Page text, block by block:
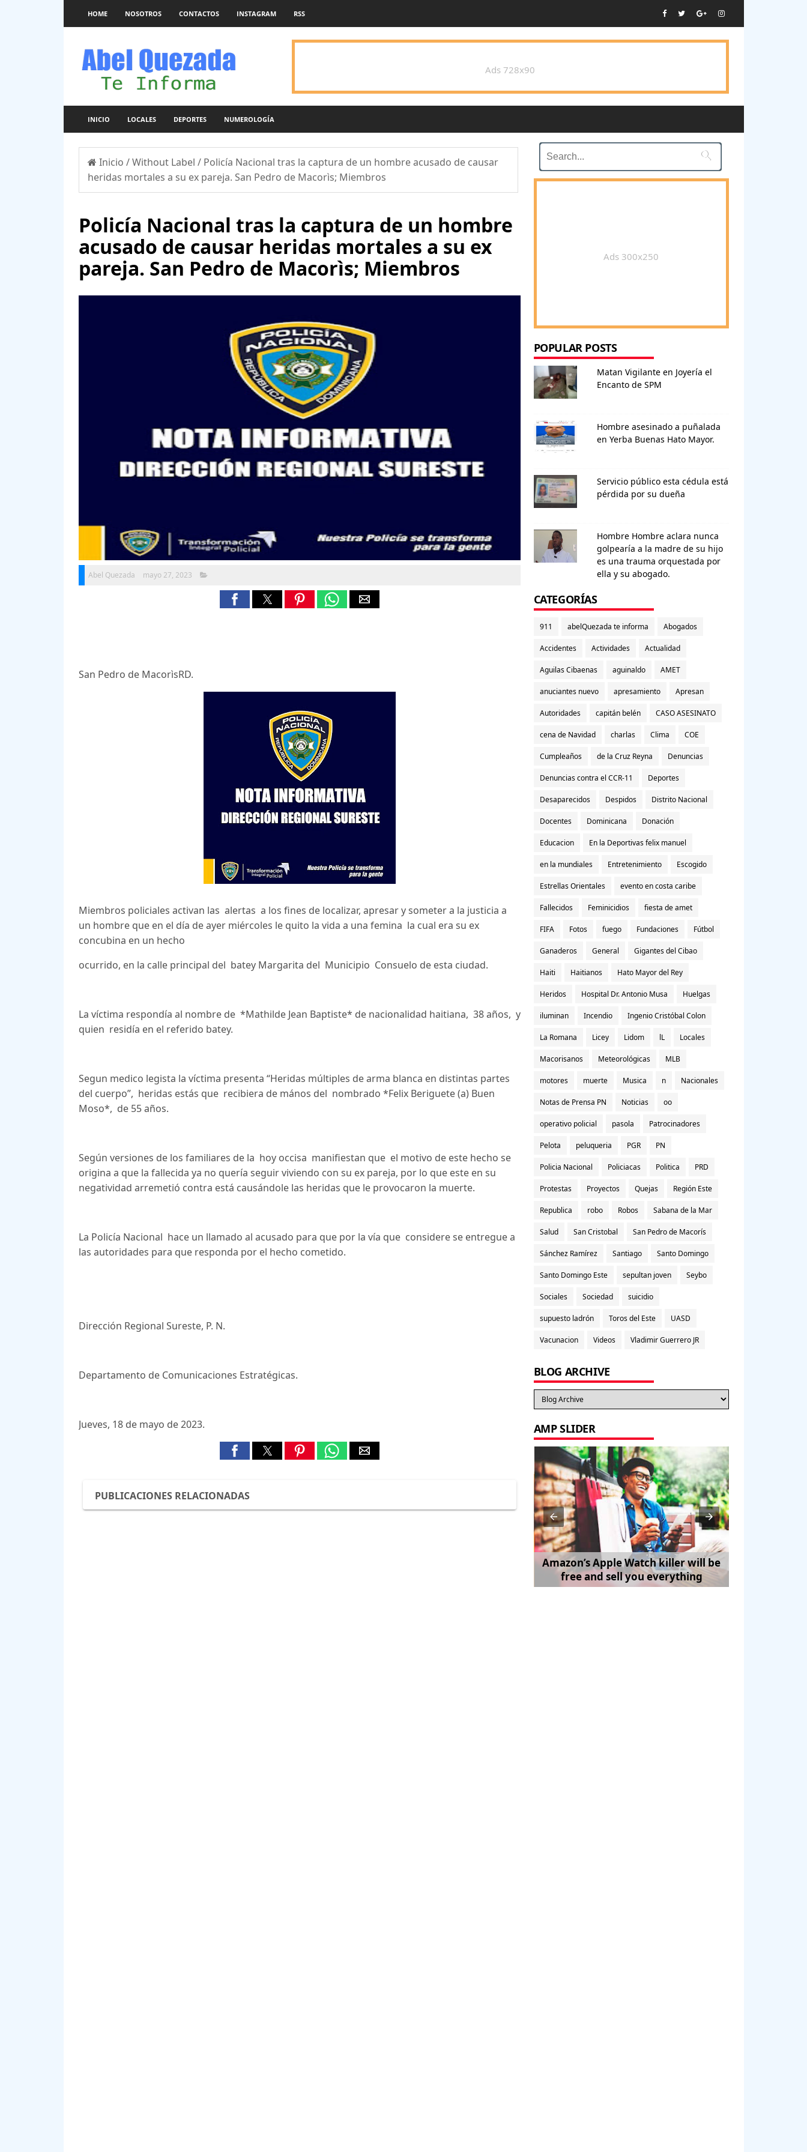
HOME NOSOTROS CONTACTOS INSTAGRAM RSS
Ads 728x90
INICIO LOCALES DEPORTES NUMEROLOGÍA
Inicio /Without Label / Policía Nacional tras la captura de un hombre acusado de causar
heridas mortales a su ex pareja. San Pedro de Macorìs; Miembros
Policía Nacional tras la captura de un hombre
acusado de causar heridas mortales a su ex
pareja. San Pedro de Macorìs; Miembros
Abel Quezada mayo 27, 2023
San Pedro de MacorìsRD.
Miembros policiales activan las alertas a los fines de localizar, apresar y someter a la justicia a
un hombre que en el día de ayer miércoles le quito la vida a una femina la cual era su ex
concubina en un hecho
ocurrido, en la calle principal del batey Margarita del Municipio Consuelo de esta ciudad.
La víctima respondía al nombre de *Mathilde Jean Baptiste* de nacionalidad haitiana, 38 años, y
quien residía en el referido batey.
Segun medico legista la víctima presenta “Heridas múltiples de arma blanca en distintas partes
del cuerpo”, heridas estás que recibiera de mános del nombrado *Felix Beriguete (a) Buen
Moso*, de 55 años.
Según versiones de los familiares de la hoy occisa manifiestan que el motivo de este hecho se
origina a que la fallecida ya no quería seguir viviendo con su ex pareja, por lo que este en su
negatividad arremetió contra está causándole las heridas que le provocaron la muerte.
La Policía Nacional hace un llamado al acusado para que por la vía que considere se entregue a
las autoridades para que responda por el hecho cometido.
Dirección Regional Sureste, P. N.
Departamento de Comunicaciones Estratégicas.
Jueves, 18 de mayo de 2023.
PUBLICACIONES RELACIONADAS

Ads 300x250
POPULAR POSTS
Matan Vigilante en Joyería el
Encanto de SPM
Hombre asesinado a puñalada
en Yerba Buenas Hato Mayor.
Servicio público esta cédula está
pérdida por su dueña
Hombre Hombre aclara nunca
golpearía a la madre de su hijo
es una trauma orquestada por
ella y su abogado.
CATEGORÍAS
911 abelQuezada te informa Abogados
Accidentes Actividades Actualidad
Aguilas Cibaenas aguinaldo AMET
anuciantes nuevo apresamiento Apresan
Autoridades capitán belén CASO ASESINATO
cena de Navidad charlas Clima COE
Cumpleaños de la Cruz Reyna Denuncias
Denuncias contra el CCR-11 Deportes
Desaparecidos Despidos Distrito Nacional
Docentes Dominicana Donación
Educacion En la Deportivas felix manuel
en la mundiales Entretenimiento Escogido
Estrellas Orientales evento en costa caribe
Fallecidos Feminicidios fiesta de amet
FIFA Fotos fuego Fundaciones Fútbol
Ganaderos General Gigantes del Cibao
Haiti Haitianos Hato Mayor del Rey
Heridos Hospital Dr. Antonio Musa Huelgas
iluminan Incendio Ingenio Cristóbal Colon
La Romana Licey Lidom lL Locales
Macorisanos Meteorológicas MLB
motores muerte Musica n Nacionales
Notas de Prensa PN Noticias oo
operativo policial pasola Patrocinadores
Pelota peluqueria PGR PN
Policia Nacional Policiacas Politica PRD
Protestas Proyectos Quejas Región Este
Republica robo Robos Sabana de la Mar
Salud San Cristobal San Pedro de Macorís
Sánchez Ramírez Santiago Santo Domingo
Santo Domingo Este sepultan joven Seybo
Sociales Sociedad suicidio
supuesto ladrón Toros del Este UASD
Vacunacion Videos Vladimir Guerrero JR
BLOG ARCHIVE
AMP SLIDER
Amazon’s Apple Watch killer will be
free and sell you everything